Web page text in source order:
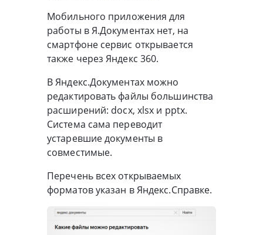
Мобильного приложения для
работы в Я.Документах нет, на
смартфоне сервис открывается
также через Яндекс 360.
В Яндекс.Документах можно
редактировать файлы большинства
расширений: docx, xlsx и pptx.
Система сама переводит
устаревшие документы в
совместимые.
Перечень всех открываемых
форматов указан в Яндекс.Справке.